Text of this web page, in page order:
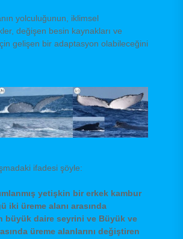
yolculuğunun, iklimsel
değişen besin kaynakları ve
gelişen bir adaptasyon olabileceğini
ifadesi şöyle:
yetişkin bir erkek kambur
iki üreme alanı arasında
büyük daire seyrini ve Büyük ve
üreme alanlarını değiştiren